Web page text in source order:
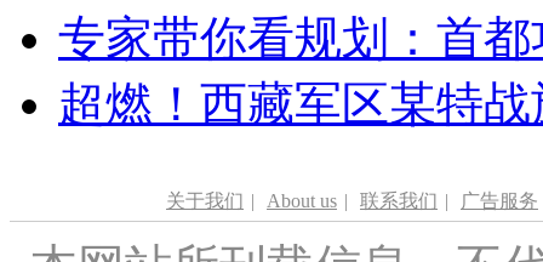
专家带你看规划：首
超燃！西藏军区某特
关于我们 | About us | 联系我们 | 广告服务